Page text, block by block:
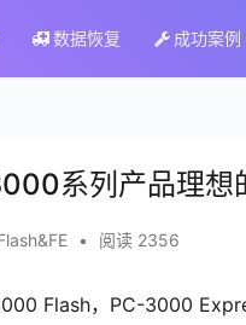
数据恢复 成功案例
系列产品理想
• 阅读 2356
Flash，PC-3000